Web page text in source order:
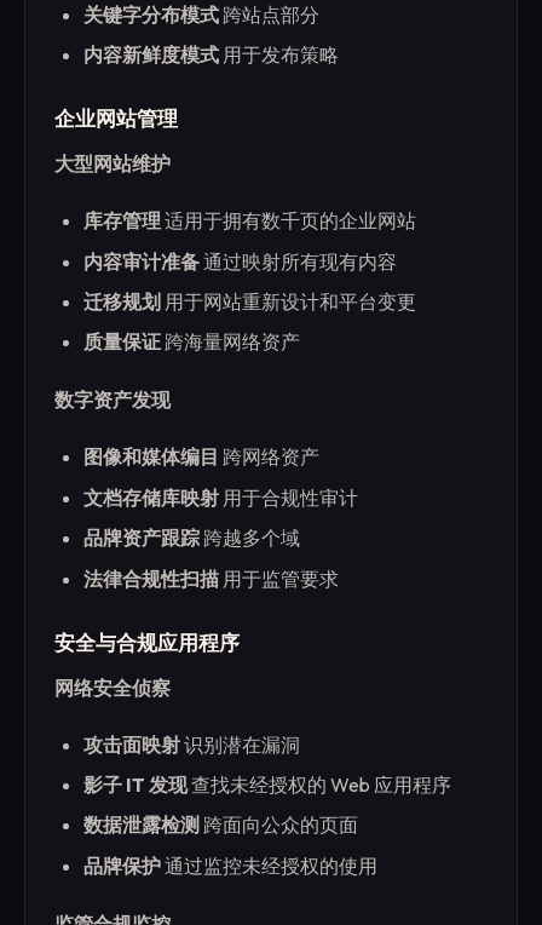
关键字分布模式 跨站点部分
内容新鲜度模式 用于发布策略
企业网站管理
大型网站维护
库存管理 适用于拥有数千页的企业网站
内容审计准备通过映射所有现有内容
迁移规划 用于网站重新设计和平台变更
质量保证 跨海量网络资产
数字资产发现
图像和媒体编目 跨网络资产
文档存储库映射 用于合规性审计
品牌资产跟踪 跨越多个域
法律合规性扫描 用于监管要求
安全与合规应用程序
网络安全侦察
攻击面映射识别潜在漏洞
影子 IT 发现查找未经授权的 Web 应用程序
数据泄露检测 跨面向公众的页面
品牌保护通过监控未经授权的使用